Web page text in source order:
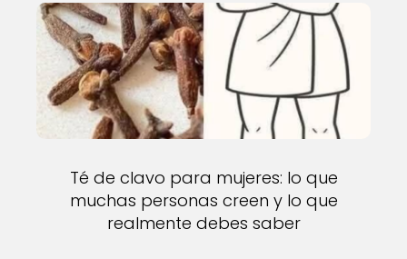
Té de clavo para mujeres: lo que
muchas personas creen y lo que
realmente debes saber